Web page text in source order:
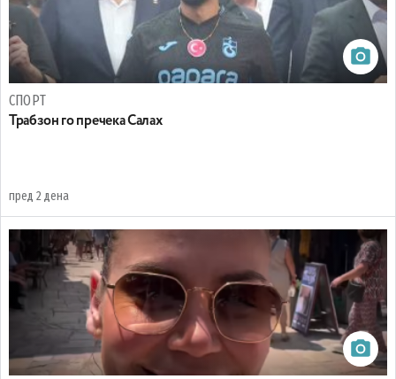
СПОРТ
Трабзон го пречека Салах
пред 2 дена